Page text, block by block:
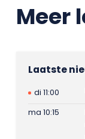
Meer
Laatste
di 11:00
ma 10:15